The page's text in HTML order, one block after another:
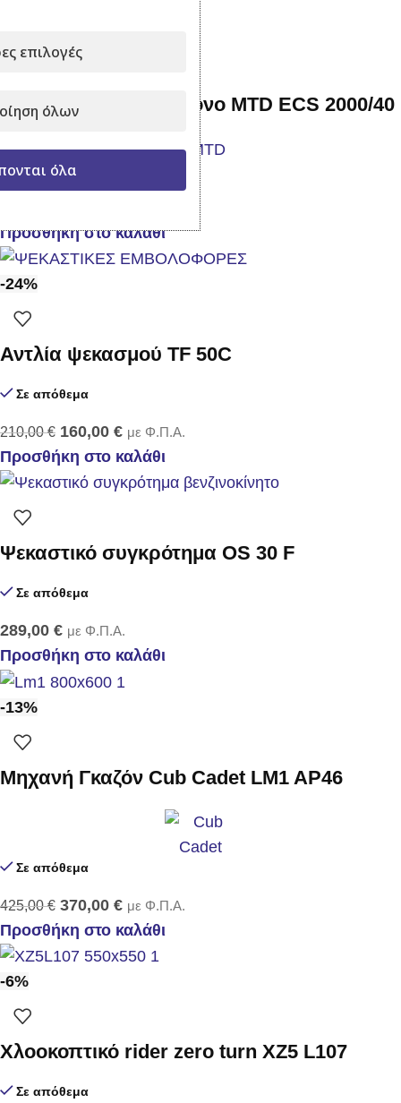
Ηλεκτρικό Αλυσοπρίονο MTD ECS 2000/40
Σε απόθεμα
Προσθήκη στο καλάθι
-24%
Αντλία ψεκασμού TF 50C
Σε απόθεμα
210,00€ 160,00 € με Φ.Π.Α.
Προσθήκη στο καλάθι
Ψεκαστικό συγκρότημα OS 30 F
Σε απόθεμα
289,00 € με Φ.Π.Α.
Προσθήκη στο καλάθι
-13%
Μηχανή Γκαζόν Cub Cadet LM1 AP46
Σε απόθεμα
425,00€ 370,00 € με Φ.Π.Α.
Προσθήκη στο καλάθι
-6%
Χλοοκοπτικό rider zero turn XZ5 L107
Σε απόθεμα
επιλογές
όλων
όλα